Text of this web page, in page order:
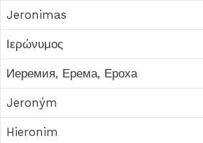
Jeronimas
Ιερώνυμος
Иеремия, Ерема, Ероха
Jeroným
Hieronim